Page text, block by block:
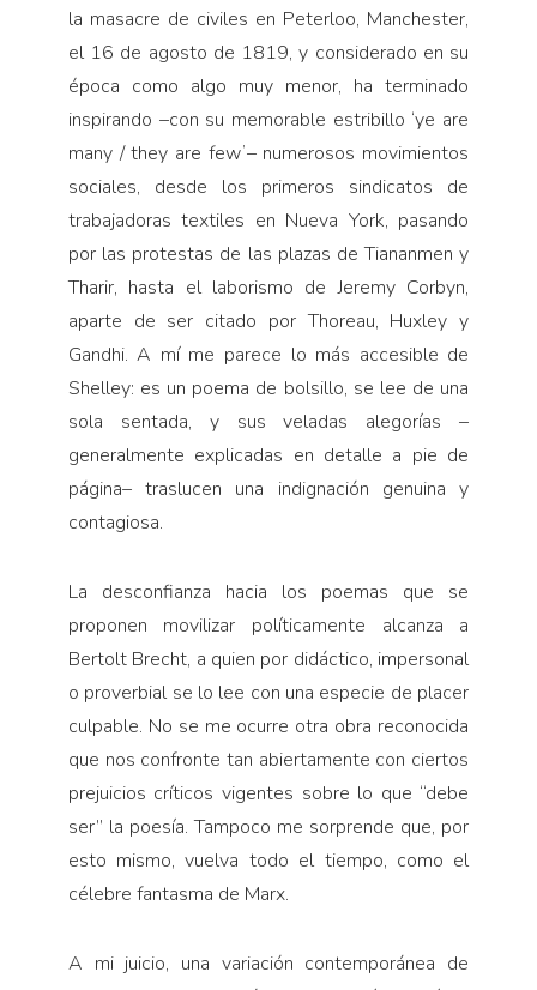
la masacre de civiles en Peterloo, Manchester,
el 16 de agosto de 1819, y considerado en su
época como algo muy menor, ha terminado
inspirando –con su memorable estribillo ‘ye are
many / they are fewʼ– numerosos movimientos
sociales, desde los primeros sindicatos de
trabajadoras textiles en Nueva York, pasando
por las protestas de las plazas de Tiananmen y
Tharir, hasta el laborismo de Jeremy Corbyn,
aparte de ser citado por Thoreau, Huxley y
Gandhi. A mí me parece lo más accesible de
Shelley: es un poema de bolsillo, se lee de una
sola sentada, y sus veladas alegorías –
generalmente explicadas en detalle a pie de
página– traslucen una indignación genuina y
contagiosa.
La desconfianza hacia los poemas que se
proponen movilizar políticamente alcanza a
Bertolt Brecht, a quien por didáctico, impersonal
o proverbial se lo lee con una especie de placer
culpable. No se me ocurre otra obra reconocida
que nos confronte tan abiertamente con ciertos
prejuicios críticos vigentes sobre lo que “debe
ser” la poesía. Tampoco me sorprende que, por
esto mismo, vuelva todo el tiempo, como el
célebre fantasma de Marx.
A mi juicio, una variación contemporánea de